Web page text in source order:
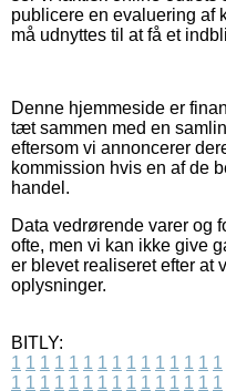
publicere en evaluering af
må udnyttes til at få et
Denne hjemmeside er
tæt sammen med en
eftersom vi annoncerer
kommission hvis en af de
handel.
Data vedrørende varer og
ofte, men vi kan ikke give
er blevet realiseret efter at
oplysninger.
BITLY:
1 1 1 1 1 1 1 1 1 1 1 1 1 1 1
1 1 1 1 1 1 1 1 1 1 1 1 1 1 1